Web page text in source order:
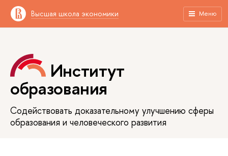
Высшая школа экономики Меню
Институт
образования
Содействовать доказательному улучшению сферы
образования и человеческого развития